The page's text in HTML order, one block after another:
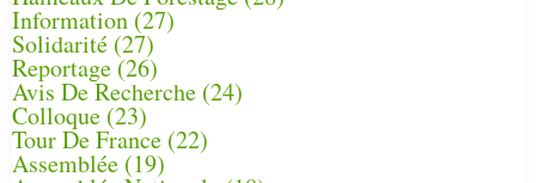
Information (27)
Solidarité (27)
Reportage(26)
Avis De Recherche (24)
Colloque (23)
Tour De France (22)
Assemblée (19)